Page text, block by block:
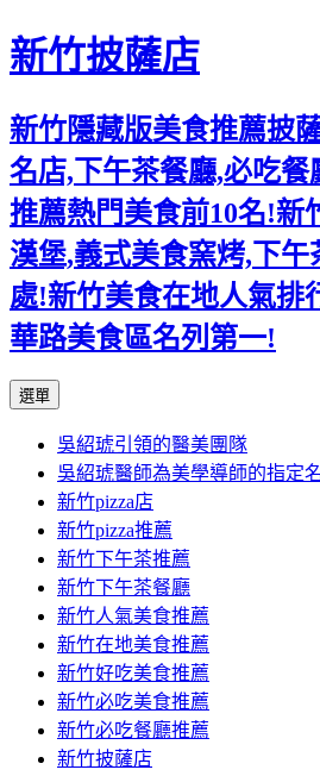
新竹披薩店
新竹隱藏版美食推薦披
名店,下午茶餐廳,必吃餐
推薦熱門美食前10名!新
漢堡,義式美食窯烤,下午
處!新竹美食在地人氣排
華路美食區名列第一!
選單
主
要
內
容
吳紹琥引領的醫美團隊
吳紹琥醫師為美學導師的指定
新竹pizza店
新竹pizza推薦
新竹下午茶推薦
新竹下午茶餐廳
新竹人氣美食推薦
新竹在地美食推薦
新竹好吃美食推薦
新竹必吃美食推薦
新竹必吃餐廳推薦
新竹披薩店